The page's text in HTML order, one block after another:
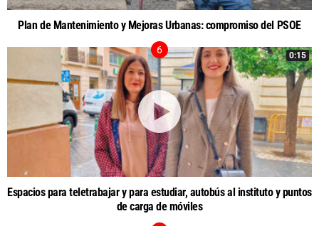
Plan de Mantenimiento y Mejoras Urbanas: compromiso del PSOE
0:15
Espacios para teletrabajar y para estudiar, autobús al instituto y puntos
de carga de móviles